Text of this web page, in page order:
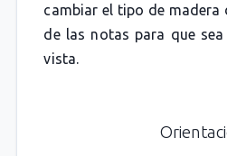
cambiar el tipo de madera
de las notas para que
vista.